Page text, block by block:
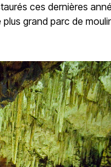
ces dernières
grand parc de